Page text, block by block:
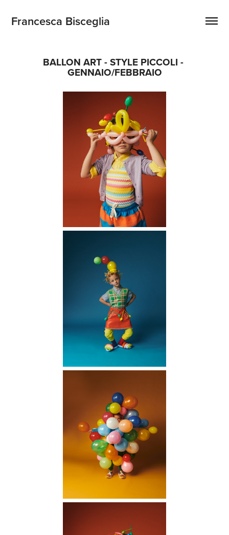
Francesca Bisceglia
BALLON ART - STYLE PICCOLI -
GENNAIO/FEBBRAIO